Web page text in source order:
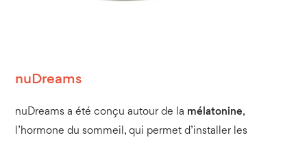
nuDreams
nuDreams a été conçu autour de la mélatonine,
l’hormone du sommeil, qui permet d’installer les